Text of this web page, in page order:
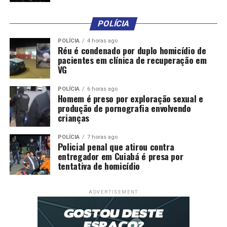
do estado, tanto na área urbana quanto rural.
Precisamos avançar de forma mais rápida para garantir
segurança jurídica e dignidade às famílias”, declarou
Russi.
Após a audiência, o parlamentar afirmou que pretende
discutir o tema diretamente com o governador do
estado, além de reunir representantes do município,
Ministério Público, Defensoria Pública, Intermat e
lideranças comunitárias para avançar nos
encaminhamentos.
“Existe uma preocupação ambiental que precisa ser
respeitada, principalmente nas áreas de nascente e de
buscar soluções para essas famílias permanecerem
próximas da região onde vivem hoje”, afirmou.
POLÍCIA
POLÍCIA 4 horas ago
Réu é condenado por duplo homicídio de
pacientes em clínica de recuperação em
VG
POLÍCIA 6 horas ago
Homem é preso por exploração sexual e
produção de pornografia envolvendo
crianças
POLÍCIA 7 horas ago
Policial penal que atirou contra
entregador em Cuiabá é presa por
tentativa de homicídio
ADVERTISEMENT